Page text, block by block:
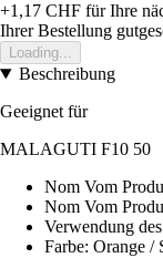
+1,17 CHF für Ihre
Ihrer Bestellung
Loading...
Beschreibung
Geeignet für
MALAGUTI F10 50
Nom Vom
Nom Vom
Verwendung
Farbe: Orange /